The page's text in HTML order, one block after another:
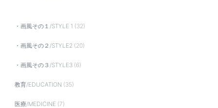
・画風その１/STYLE 1 (32)
・画風その２/STYLE2 (20)
・画風その３/STYLE3 (6)
教育/EDUCATION (35)
医療/MEDICINE (7)